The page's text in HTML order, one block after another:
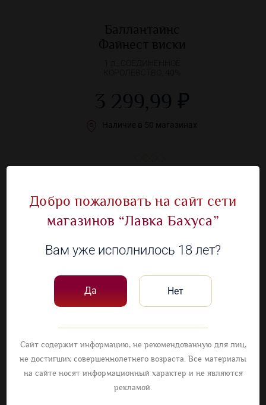
Баллантайнс
Файнест виски
3 299,99 ₽
Наличие в 50 магазинах
Добро пожаловать на сайт сети
магазинов “Лавка Бахуса”
Вам уже исполнилось 18 лет?
Да Нет
Сайт содержит информацию, не рекомендованную для лиц,
не достигших совершеннолетнего возраста. Все материалы
на сайте носят информационный характер и не являются
рекламой.